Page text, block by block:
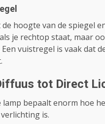
hoogte van de spiegel
je rechtop staat, maar
vuistregel is vaak dat
tot Direct
bepaalt enorm hoe
is.